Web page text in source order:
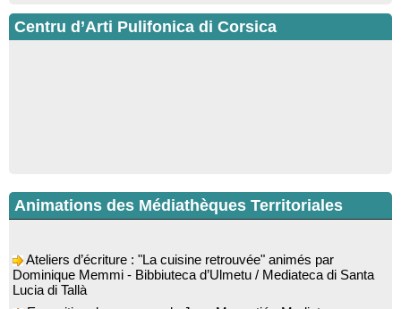
Centru d’Arti Pulifonica di Corsica
Animations des Médiathèques Territoriales
Dominique Memmi - Bibbiuteca d’Ulmetu / Mediateca di Santa
Lucia di Tallà